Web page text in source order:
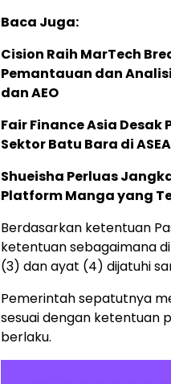
Baca Juga:
Cision Raih MarTech
Pemantauan dan
dan AEO
Fair Finance Asia
Sektor Batu Bara di
Shueisha Perluas
Platform Manga yang
Berdasarkan ketentuan
ketentuan sebagaimana
(3) dan ayat (4) dijatuhi
Pemerintah sepatutnya
sesuai dengan ketentuan
berlaku.